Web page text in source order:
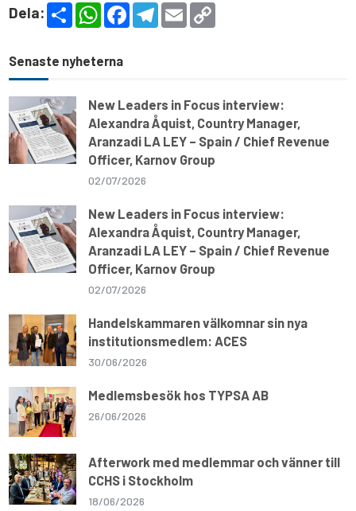
Dela:
S
h
e
W
h
s
F
T
e
E
m
Senaste nyheterna
New Leaders in Focus interview:
Alexandra Åquist, Country Manager,
Aranzadi LA LEY – Spain / Chief Revenue
Officer, Karnov Group
02/07/2026
New Leaders in Focus interview:
Alexandra Åquist, Country Manager,
Aranzadi LA LEY – Spain / Chief Revenue
Officer, Karnov Group
02/07/2026
Handelskammaren välkomnar sin nya
institutionsmedlem: ACES
30/06/2026
Medlemsbesök hos TYPSA AB
26/06/2026
Afterwork med medlemmar och vänner till
CCHS i Stockholm
18/06/2026